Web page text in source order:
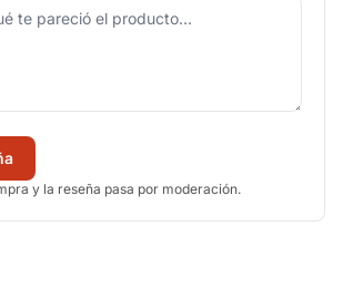
y la reseña pasa por moderación.